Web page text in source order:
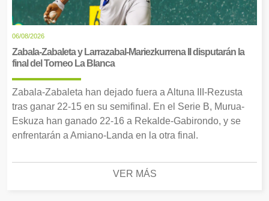
06/08/2026
Zabala-Zabaleta y Larrazabal-Mariezkurrena II disputarán la
final del Torneo La Blanca
Zabala-Zabaleta han dejado fuera a Altuna III-Rezusta
tras ganar 22-15 en su semifinal. En el Serie B, Murua-
Eskuza han ganado 22-16 a Rekalde-Gabirondo, y se
enfrentarán a Amiano-Landa en la otra final.
VER MÁS